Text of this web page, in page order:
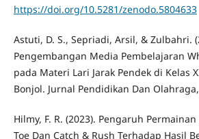
https://doi.org/10.5281/zenodo.5804633
Astuti, D. S., Sepriadi, Arsil, & Zulbahri.
Pengembangan Media Pembelajaran
pada Materi Lari Jarak Pendek di Kelas
Bonjol. Jurnal Pendidikan Dan Olahraga,
Hilmy, F. R. (2023). Pengaruh
Toe Dan Catch & Rush Terhadap Hasil